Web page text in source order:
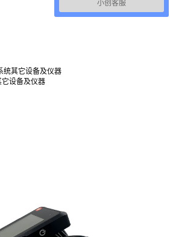
统其它设备及仪器
它设备及仪器
小创客服